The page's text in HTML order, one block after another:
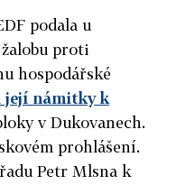
podala u
proti
hospodářské
její námitky k
v Dukovanech.
prohlášení.
Petr Mlsna k